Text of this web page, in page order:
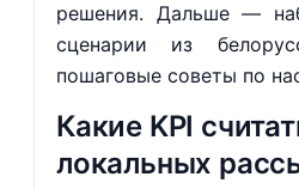
решения. Дальше —
сценарии из
пошаговые советы по
Какие KPI
локальных